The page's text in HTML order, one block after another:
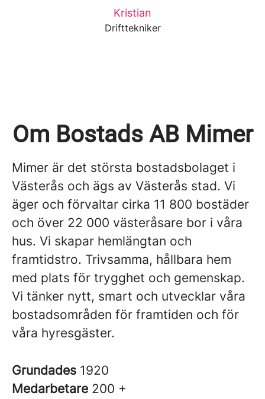
Kristian
Drifttekniker
Om Bostads AB Mimer
Mimer är det största bostadsbolaget i
Västerås och ägs av Västerås stad. Vi
äger och förvaltar cirka 11 800 bostäder
och över 22 000 västeråsare bor i våra
hus. Vi skapar hemlängtan och
framtidstro. Trivsamma, hållbara hem
med plats för trygghet och gemenskap.
Vi tänker nytt, smart och utvecklar våra
bostadsområden för framtiden och för
våra hyresgäster.
Grundades 1920
Medarbetare 200 +